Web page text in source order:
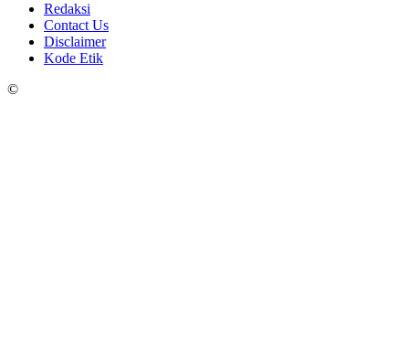
Redaksi
Contact Us
Disclaimer
Kode Etik
©